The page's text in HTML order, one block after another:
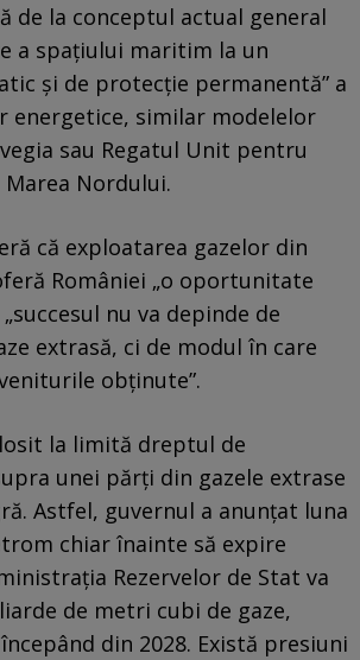
de la conceptul actual general
a spațiului maritim la un
și de protecție permanentă” a
similar modelelor
sau Regatul Unit pentru
Nordului.
că exploatarea gazelor din
României „o oportunitate
nu va depinde de
extrasă, ci de modul în care
obținute”.
la limită dreptul de
unei părți din gazele extrase
Astfel, guvernul a anunțat luna
chiar înainte să expire
Rezervelor de Stat va
de metri cubi de gaze,
din 2028. Există presiuni